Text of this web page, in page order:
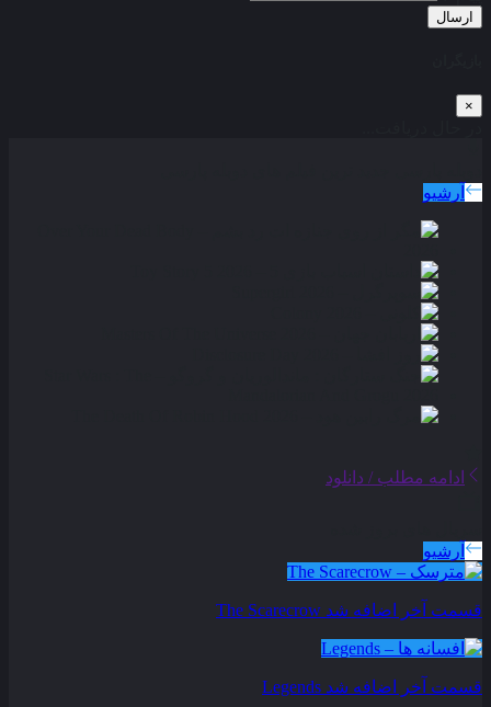
ارسال
×
آرشیو
ادامه مطلب / دانلود
آرشیو
قسمت آخر اضافه شد The Scarecrow
قسمت آخر اضافه شد Legends